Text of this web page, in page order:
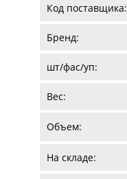
Код поставщика:
Бренд:
шт/фас/уп:
Вес:
Объем:
На складе: